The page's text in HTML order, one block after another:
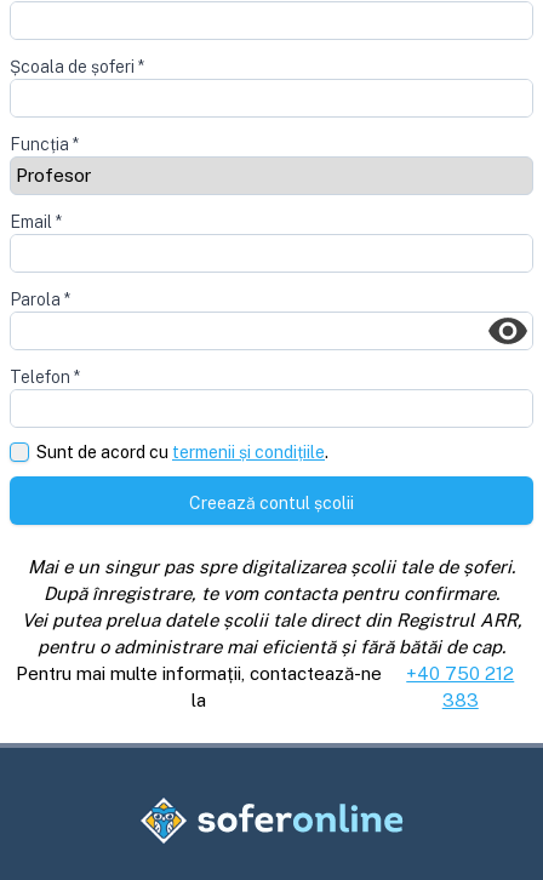
Școala de șoferi *
Funcția *
Email *
Parola *
Telefon *
Sunt de acord cu termenii și condițiile.
Creează contul școlii
Mai e un singur pas spre digitalizarea școlii tale de șoferi.
După înregistrare, te vom contacta pentru confirmare.
Vei putea prelua datele școlii tale direct din Registrul ARR,
pentru o administrare mai eficientă și fără bătăi de cap.
Pentru mai multe informații, contactează-ne
la
+40 750 212
383